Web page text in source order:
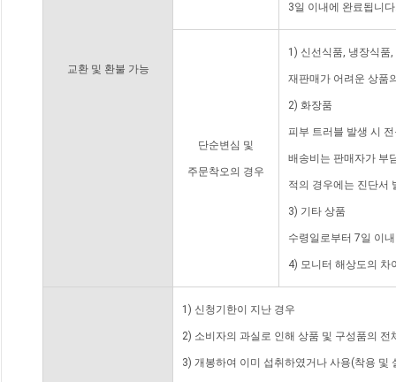
교환 및 환불 가능
3일 이내에 완료됩니
단순변심 및
주문착오의 경우
1) 신선식품, 냉장식품
재판매가 어려운 상품
2) 화장품
피부 트러블 발생 시
배송비는 판매자가 부
적의 경우에는 진단서
3) 기타 상품
수령일로부터 7일 이
4) 모니터 해상도의 차
1) 신청기한이 지난 경우
2) 소비자의 과실로 인해 상품 및 구성품의
3) 개봉하여 이미 섭취하였거나 사용(착용 및